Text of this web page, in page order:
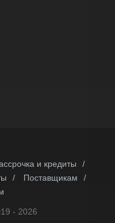
и кредиты
/
/ Поставщикам
/
- 2026
кухонные весы —
уценка и скидки в
бобруйске по лучшей
Пишите